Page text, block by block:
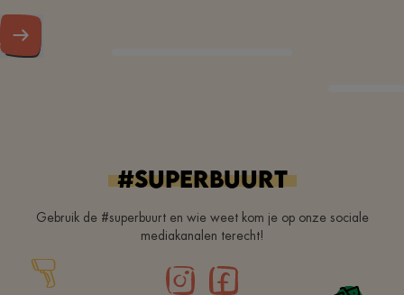
#superbuurt
Gebruik de #superbuurt en wie weet kom je op onze sociale
mediakanalen terecht!